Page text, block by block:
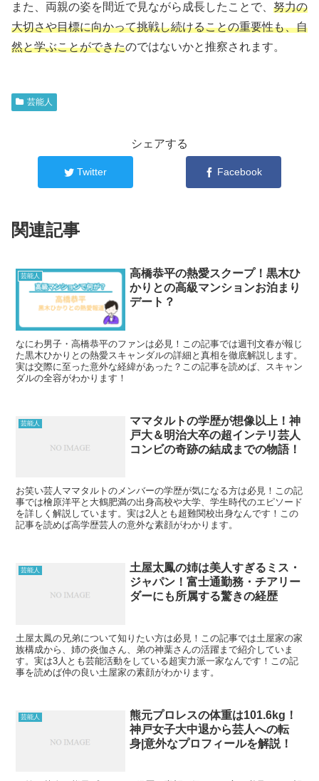
また、両親の姿を間近で見ながら成長したことで、 努力の
大切さや目標に向かって挑戦し続けることの重要性も、自
然と学ぶことができたのではないかと推察されます。
芸能人
シェアする
Twitter Facebook
関連記事
芸能人
高橋恭平の熱愛スクープ！黒木ひ
かりとの高級マンションお泊まり
デート？
なにわ男子・高橋恭平のファンは必見！この記事では週刊文春が報じ
た黒木ひかりとの熱愛スキャンダルの詳細と真相を徹底解説します。
実は交際に至った意外な経緯があった？この記事を読めば、スキャン
ダルの全容がわかります！
芸能人
ママタルトの学歴が想像以上！神
戸大＆明治大卒の超インテリ芸人
コンビの奇跡の結成までの物語！
お笑い芸人ママタルトのメンバーの学歴が気になる方は必見！この記
事では檜原洋平と大鶴肥満の出身高校や大学、学生時代のエピソード
を詳しく解説しています。実は2人とも超難関校出身なんです！この
記事を読めば高学歴芸人の意外な素顔がわかります。
芸能人
土屋太鳳の姉は美人すぎるミス・
ジャパン！富士通勤務・チアリー
ダーにも所属する驚きの経歴
土屋太鳳の兄弟について知りたい方は必見！この記事では土屋家の家
族構成から、姉の炎伽さん、弟の神葉さんの活躍まで紹介していま
す。実は3人とも芸能活動をしている超実力派一家なんです！この記
事を読めば仲の良い土屋家の素顔がわかります。
芸能人
熊元プロレスの体重は101.6kg！
神戸女子大中退から芸人への転
身|意外なプロフィールを解説！